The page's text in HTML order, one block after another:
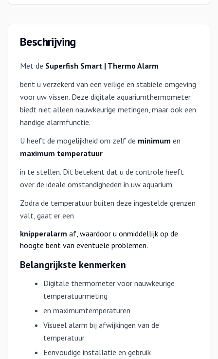
Beschrijving
Met de Superfish Smart | Thermo Alarm
bent u verzekerd van een veilige en stabiele omgeving
voor uw vissen. Deze digitale aquariumthermometer
biedt niet alleen nauwkeurige metingen, maar ook een
handige alarmfunctie.
U heeft de mogelijkheid om zelf de minimum en
maximum temperatuur
in te stellen. Dit betekent dat u de controle heeft
over de ideale omstandigheden in uw aquarium.
Zodra de temperatuur buiten deze ingestelde grenzen
valt, gaat er een
knipperalarm af, waardoor u onmiddellijk op de
hoogte bent van eventuele problemen.
Belangrijkste kenmerken
Digitale thermometer voor nauwkeurige
temperatuurmeting
en maximumtemperaturen
Visueel alarm bij afwijkingen van de
temperatuur
Eenvoudige installatie en gebruik